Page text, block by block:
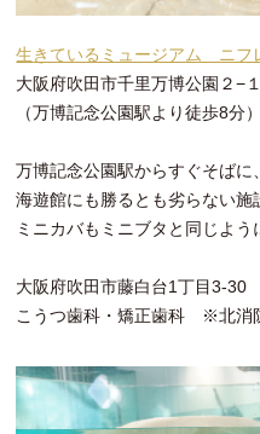
生きているミュージアム ニフ
大阪府吹田市千里万博公園２−１
（万博記念公園駅より徒歩8分）
万博記念公園駅からすぐそばに
海遊館にも勝るとも劣らない施
ミニカバもミニブタと同じよ
大阪府吹田市藤白台1丁目3-30
こうつ歯科・矯正歯科 ※北消